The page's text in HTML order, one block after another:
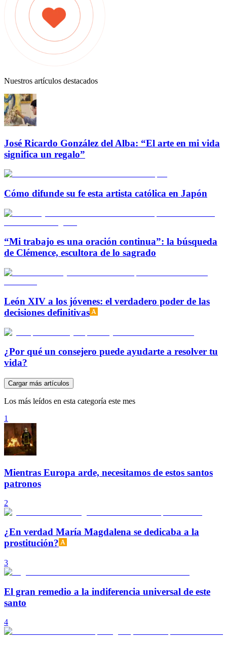
Nuestros artículos destacados
José Ricardo González del Alba: “El arte en mi vida
significa un regalo”
Cómo difunde su fe esta artista católica en Japón
“Mi trabajo es una oración continua”: la búsqueda
de Clémence, escultora de lo sagrado
León XIV a los jóvenes: el verdadero poder de las
decisiones definitivas
¿Por qué un consejero puede ayudarte a resolver tu
vida?
Cargar más artículos
Los más leídos en esta categoría este mes
1
Mientras Europa arde, necesitamos de estos santos
patronos
2
¿En verdad María Magdalena se dedicaba a la
prostitución?
3
El gran remedio a la indiferencia universal de este
santo
4